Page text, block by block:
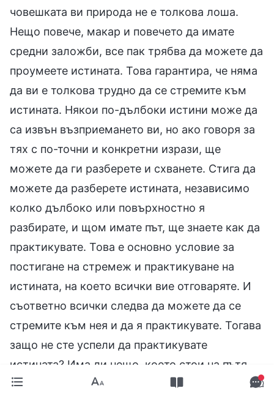
човешката ви природа не е толкова лоша.
Нещо повече, макар и повечето да имате
средни заложби, все пак трябва да можете да
проумеете истината. Това гарантира, че няма
да ви е толкова трудно да се стремите към
истината. Някои по-дълбоки истини може да
са извън възприемането ви, но ако говоря за
тях с по-точни и конкретни изрази, ще
можете да ги разберете и схванете. Стига да
можете да разберете истината, независимо
колко дълбоко или повърхностно я
разбирате, и щом имате път, ще знаете как да
практикувате. Това е основно условие за
постигане на стремеж и практикуване на
истината, на което всички вие отговаряте. И
съответно всички следва да можете да се
стремите към нея и да я практикувате. Тогава
защо не сте успели да практикувате
истината? Има ли нещо, което стои на пътя
ви? Не би трябвало, всеки от вас следва да